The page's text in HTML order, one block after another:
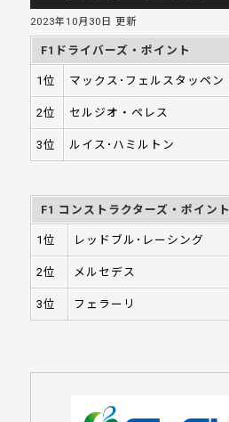
2023年10月30日 更新
F1ドライバーズ・ポイント
1位 マックス･フェルスタッペン
2位 セルジオ・ペレス
3位 ルイス･ハミルトン
F1 コンストラクターズ・ポイント
1位 レッドブル･レーシング
2位 メルセデス
3位 フェラーリ